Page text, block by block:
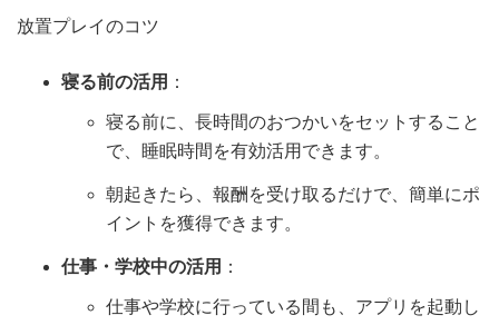
放置プレイのコツ
寝る前の活用 ：
寝る前に、長時間のおつかいをセットすること
で、睡眠時間を有効活用できます。
朝起きたら、報酬を受け取るだけで、簡単にポ
イントを獲得できます。
仕事・学校中の活用 ：
仕事や学校に行っている間も、アプリを起動し